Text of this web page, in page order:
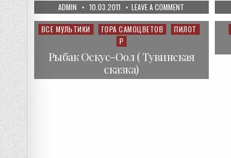
AUTHOR:
ADMIN PUBLISHED
DATE:
10.03.2011 LEAVE A COMMENT
ЛУНТИК
—
24
СЕРИЯ.
Posted
ВСЕ МУЛЬТИКИ ГОРА САМОЦВЕТОВ
ПИЛОТ
Р
Рыбак Оскус-Оол ( Тувинская
сказка)